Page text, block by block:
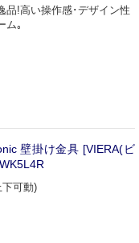
品!高い操作感･デザイン性
ム｡
壁掛け金具 [VIERA(ビ
可動)